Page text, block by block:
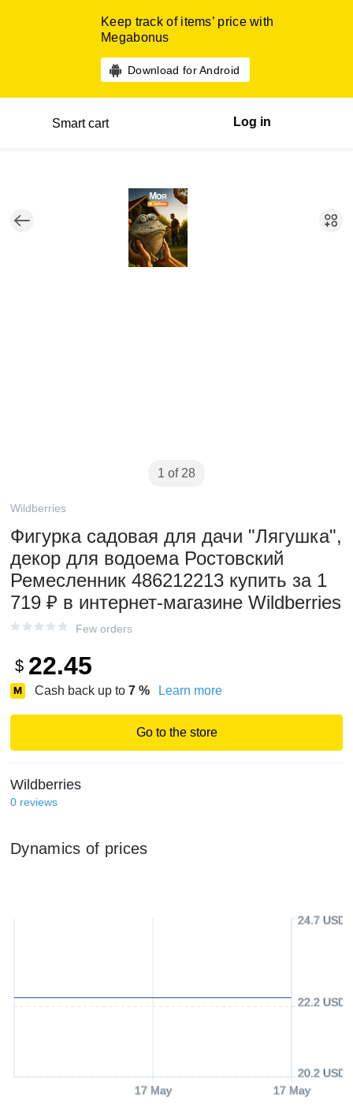
Keep track of items’ price with
Megabonus
Download for Android
Smart cart Log in
1 of 28
Wildberries
Фигурка садовая для дачи "Лягушка",
декор для водоема Ростовский
Ремесленник 486212213 купить за 1
719 ₽ в интернет‑магазине Wildberries
Few orders
$ 22.45
Cash back up to 7 % Learn more
Go to the store
Wildberries
0 reviews
Dynamics of prices
17 May 17 May
20.2 USD
22.2 USD
24.7 USD